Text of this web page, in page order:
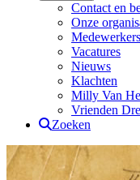
Contact en
Onze
Medewerkers
Vacatures
Nieuws
Klachten
Milly Van
Vrienden
Zoeken
Drents